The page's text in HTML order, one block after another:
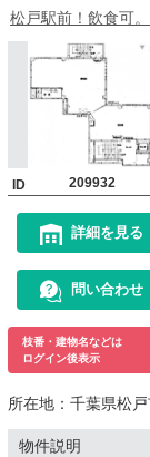
松戸駅前！飲食可
ID 209932
詳細を見る
問い合わせ
枝番・建物名などは
ログイン後表示
所在地： 千葉県松
物件説明